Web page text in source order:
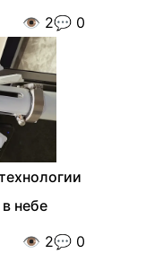
👁️ 2💬 0
небе
👁️ 2💬 0